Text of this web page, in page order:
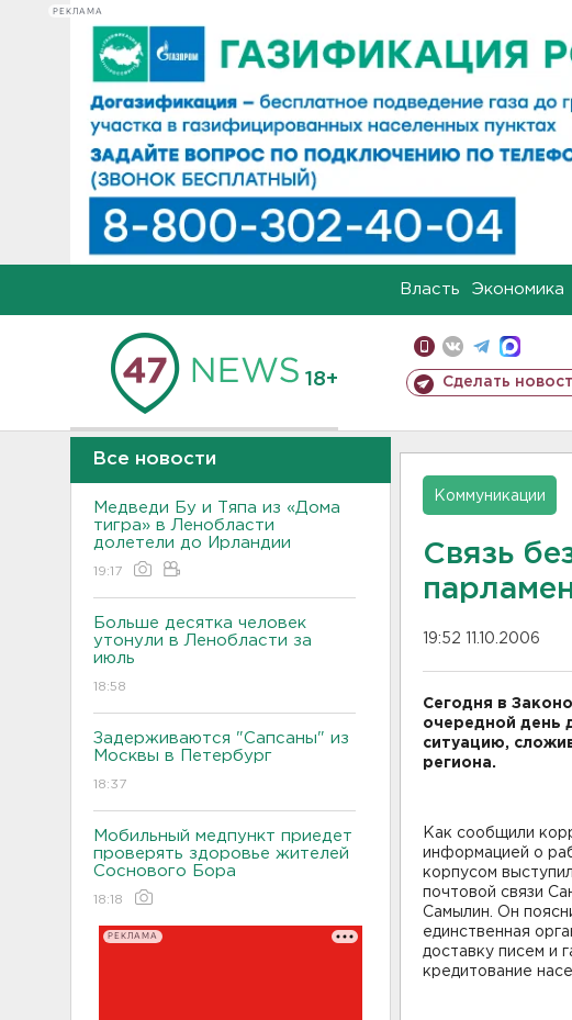
РЕКЛАМА
Власть Экономика
18+ Сделать
Все новости
Медведи Бу и Тяпа из «Дома
тигра» в Ленобласти
долетели до Ирландии
19:17
Больше десятка человек
утонули в Ленобласти за
июль
18:58
Задерживаются "Сапсаны" из
Москвы в Петербург
18:37
Мобильный медпункт приедет
проверять здоровье жителей
Соснового Бора
18:18
РЕКЛАМА
Коммуникации
Связь
19:52 11.10.2006
Сегодня в
очередной день
ситуацию,
региона.
Как сообщили
информацией о
корпусом
почтовой связи
Самылин. Он
единственная
доставку писем и
кредитование